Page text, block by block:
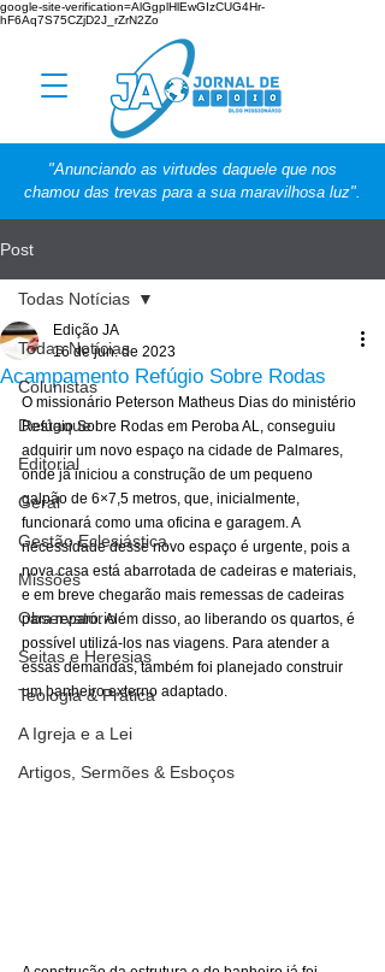
google-site-verification=AlGgplHlEwGIzCUG4Hr-
hF6Aq7S75CZjD2J_rZrN2Zo
"Anunciando as virtudes daquele que nos
chamou das trevas para a sua maravilhosa luz".
Post
Todas Notícias
Colunistas
Destaque
Editorial
Geral
Gestão Eclesiástica
Missões
Observatório
Seitas e Heresias
Teologia & Prática
A Igreja e a Lei
Artigos, Sermões & Esboços
Todas Notícias
Acampamento Refúgio Sobre Rodas
Edição JA
16 de jun. de 2023
O missionário Peterson Matheus Dias do ministério
Refúgio Sobre Rodas em Peroba AL, conseguiu
adquirir um novo espaço na cidade de Palmares,
onde já iniciou a construção de um pequeno
galpão de 6×7,5 metros, que, inicialmente,
funcionará como uma oficina e garagem. A
necessidade desse novo espaço é urgente, pois a
nova casa está abarrotada de cadeiras e materiais,
e em breve chegarão mais remessas de cadeiras
para reparo. Além disso, ao liberando os quartos, é
possível utilizá-los nas viagens. Para atender a
essas demandas, também foi planejado construir
um banheiro externo adaptado.